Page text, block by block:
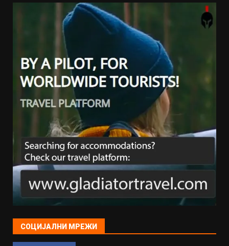
СОЦИЈАЛНИ МРЕЖИ